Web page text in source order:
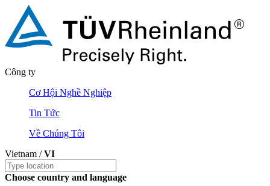
Công ty
Cơ Hội Nghề Nghiệp
Tin Tức
Về Chúng Tôi
Vietnam /VI
Choose country and language